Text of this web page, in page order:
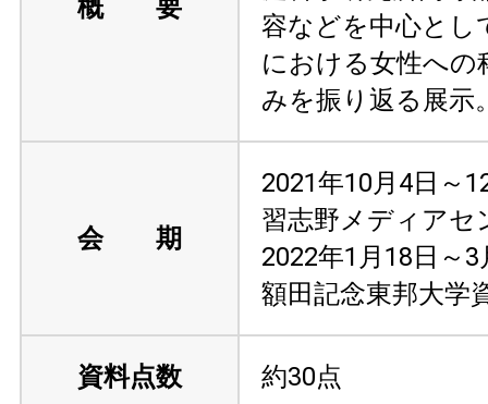
概 要
容などを中心とし
における女性への
みを振り返る展示
会 期
2021年10月4日～
習志野メディアセ
2022年1月18日～
額田記念東邦大学
資料点数 約30点